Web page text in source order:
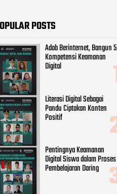
POSTS
Adab Berinternet, Bangun 5
Kompetensi Keamanan
Digital
Literasi Digital Sebagai
Pandu Ciptakan Konten
Positif
Pentingnya Keamanan
Digital Siswa dalam Proses
Pembelajaran Daring